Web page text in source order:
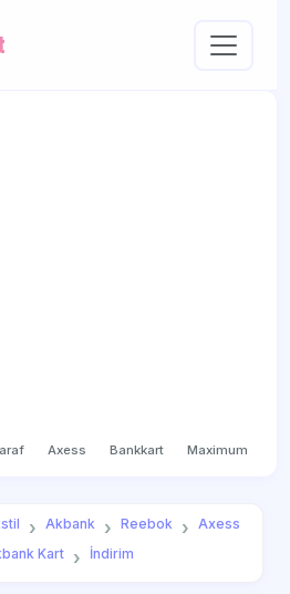
Axess Bankkart Maximum
Akbank Reebok
Axess
Kart İndirim